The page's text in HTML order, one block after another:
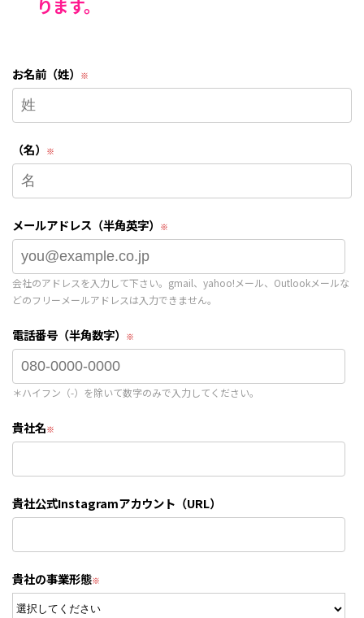
ります。
お名前（姓）
（名）
メールアドレス（半角英字）
会社のアドレスを入力して下さい。gmail、yahoo!メール、Outlookメールな
どのフリーメールアドレスは入力できません。
電話番号（半角数字）
＊ハイフン（-）を除いて数字のみで入力してください。
貴社名
貴社公式Instagramアカウント（URL）
貴社の事業形態